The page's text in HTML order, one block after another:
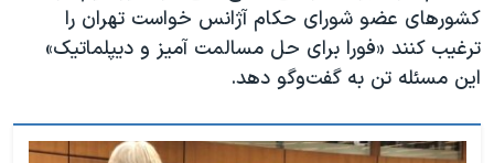
کشورهای عضو شورای حکام آژانس خواست تهران را
ترغیب کنند «فورا برای حل مسالمت آمیز و دیپلماتیک»
این مسئله تن به گفت‌وگو دهد.